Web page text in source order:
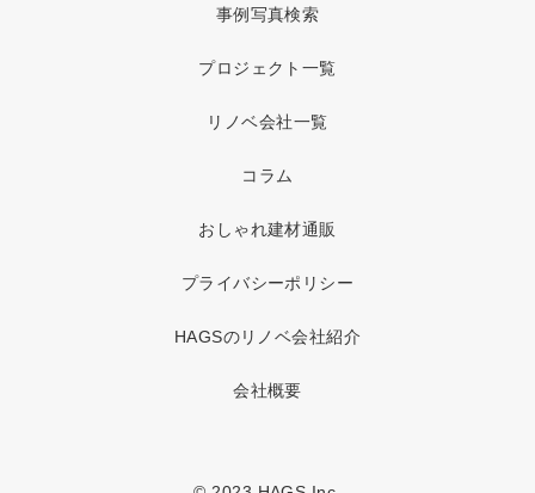
事例写真検索
プロジェクト一覧
リノベ会社一覧
コラム
おしゃれ建材通販
プライバシーポリシー
HAGSのリノベ会社紹介
会社概要